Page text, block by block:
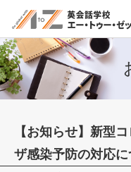
【お知らせ】新型
ザ感染予防の対応に